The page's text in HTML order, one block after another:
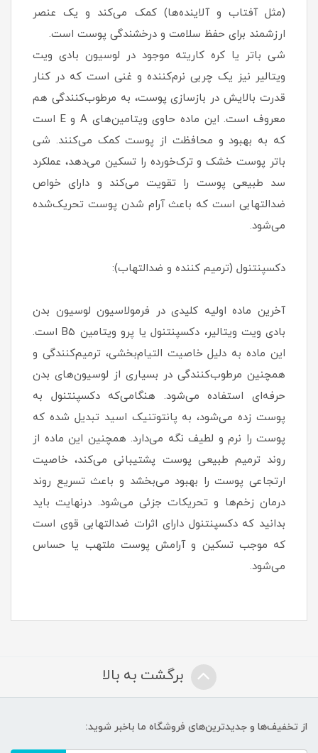
(مثل آفتاب و آلاینده‌ها) کمک می‌کند و یک عنصر
ارزشمند برای حفظ سلامت و درخشندگی پوست است.
شی باتر یا کره کاریته موجود در لوسیون بادی ویت
ویتالیر نیز یک چربی نرم‌کننده و غنی است که در کنار
قدرت بالایش در بازسازی پوست، به مرطوب‌کنندگی هم
معروف است. این ماده حاوی ویتامین‌های A و E است
که به بهبود و محافظت از پوست کمک می‌کنند. شی
باتر پوست خشک و ترک‌خورده را تسکین می‌دهد، عملکرد
سد طبیعی پوست را تقویت می‌کند و دارای خواص
ضدالتهابی است که باعث آرام شدن پوست تحریک‌شده
می‌شود.
دکسپنتنول (ترمیم کننده و ضدالتهاب):
آخرین ماده اولیه کلیدی در فرمولاسیون لوسیون بدن
بادی ویت ویتالیر، دکسپنتنول یا پرو ویتامین B5 است.
این ماده به دلیل خاصیت التیام‌بخشی، ترمیم‌کنندگی و
همچنین مرطوب‌کنندگی در بسیاری از لوسیون‌های بدن
حرفه‌ای استفاده می‌شود. هنگامی‌که دکسپنتنول به
پوست زده می‌شود، به پانتوتنیک اسید تبدیل شده که
پوست را نرم و لطیف نگه می‌دارد. همچنین این ماده از
روند ترمیم طبیعی پوست پشتیبانی می‌کند، خاصیت
ارتجاعی پوست را بهبود می‌بخشد و باعث تسریع روند
درمان زخم‌ها و تحریکات جزئی می‌شود. درنهایت باید
بدانید که دکسپنتنول دارای اثرات ضدالتهابی قوی است
که موجب تسکین و آرامش پوست ملتهب یا حساس
می‌شود.
برگشت به بالا
از تخفیف‌ها و جدیدترین‌های فروشگاه ما باخبر شوید: